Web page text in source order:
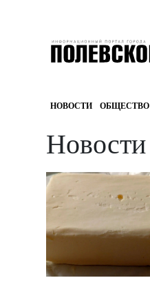
НОВОСТИ ОБЩЕСТВО
Новости